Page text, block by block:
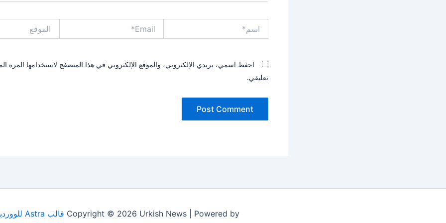
احفظ اسمي، بريدي الإلكتروني، والموقع الإلكتروني في هذا المتصفح لاستخدامها المرة
تعليقي.
Copyright © 2026 Urkish News | Powered by قالب Astra للووردبريس